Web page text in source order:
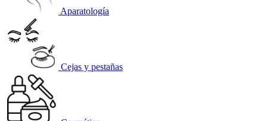
Aparatología
Cejas y pestañas